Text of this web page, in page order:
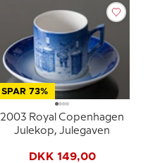
SPAR 73%
2003 Royal Copenhagen
Julekop, Julegaven
DKK 149,00